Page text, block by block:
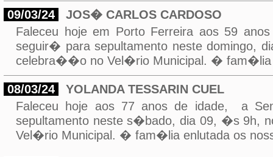
09/03/24
JOS� CARLOS CARDOSO
Faleceu hoje em Porto Ferreira aos 59
seguir� para sepultamento neste domingo,
celebra��o no Vel�rio Municipal. � fam�lia
08/03/24
YOLANDA TESSARIN CUEL
Faleceu hoje aos 77 anos de idade, a
sepultamento neste s�bado, dia 09, �s 9h,
Vel�rio Municipal. � fam�lia enlutada os